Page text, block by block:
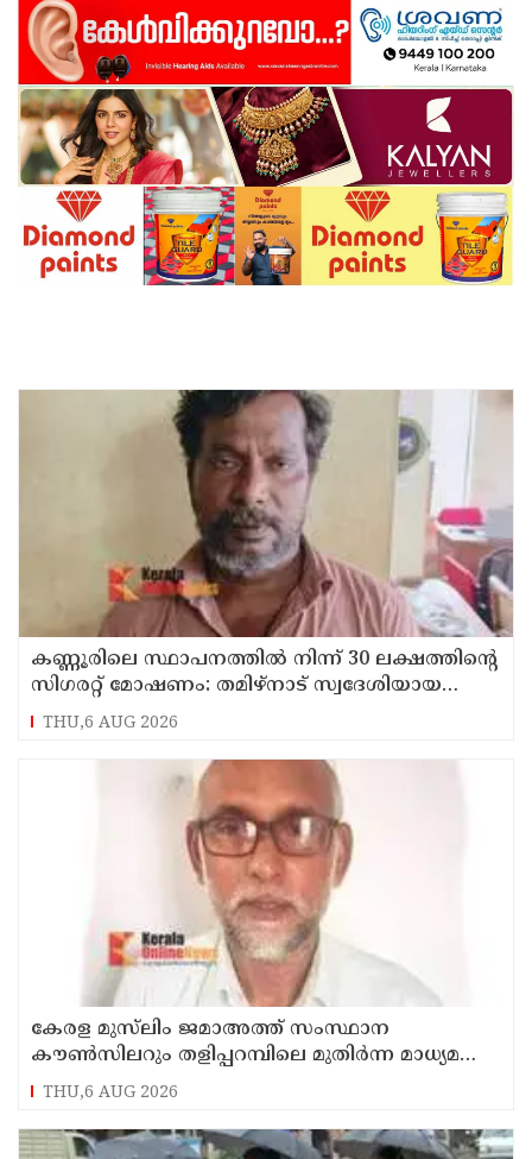
കണ്ണൂരിലെ സ്ഥാപനത്തിൽ നിന്ന് 30 ലക്ഷത്തിന്റെ
സിഗരറ്റ് മോഷണം: തമിഴ്‌നാട് സ്വദേശിയായ
സെയിൽസ്മാൻ തെങ്കാശിയിൽ പിടിയിൽ
THU,6 AUG 2026
കേരള മുസ്‌ലിം ജമാഅത്ത് സംസ്ഥാന
കൗൺസിലറും തളിപ്പറമ്പിലെ മുതിർന്ന മാധ്യമ
പ്രവർത്തകനുമായ ബി എ അലി മൊഗ്രാൽ
നിര്യാതനായി
THU,6 AUG 2026